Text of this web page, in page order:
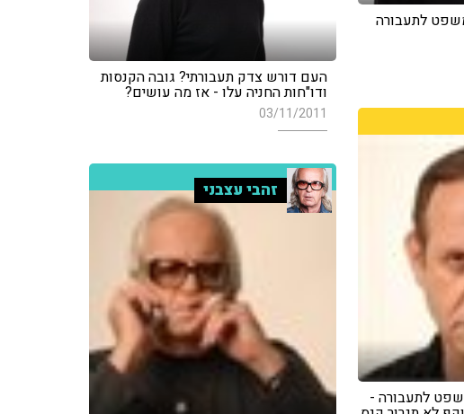
לתעבורה
העם דורש צדק תעבורתי? גובה הקנסות
ודו"חות החניה עלו - אז מה עושים?
03/11/2011
לתעבורה -
זהבי עצבני